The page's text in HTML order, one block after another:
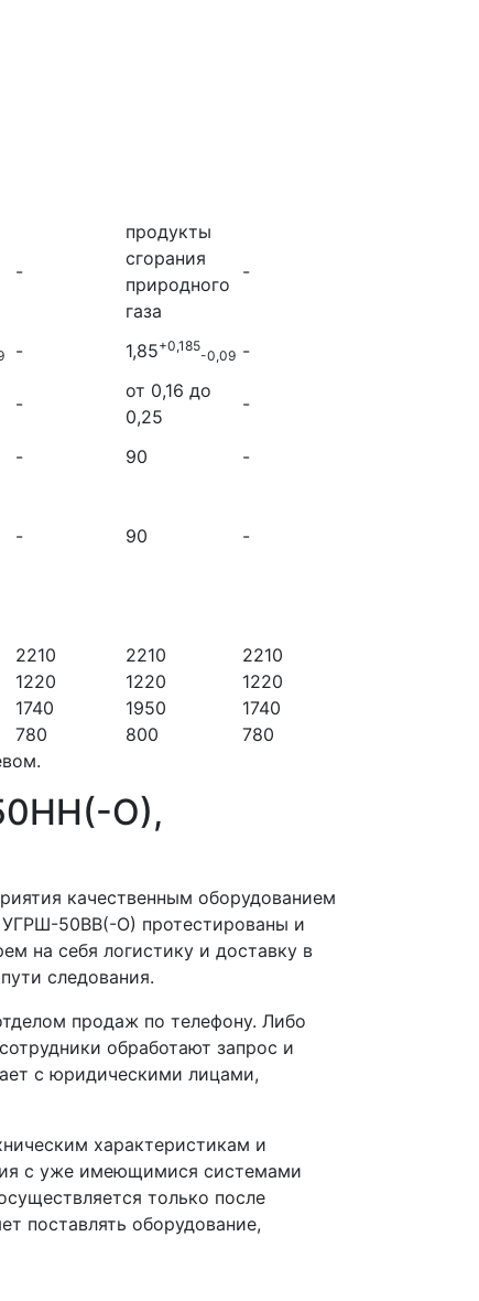
-
продукты
сгорания
природного
газа
-
- 1,85+0,185
-0,09 -
-
от 0,16 до
0,25
-
- 90
-
- 90 -
2210 2210
2210
1220 1220
1220
1740 1950
1740
780 800
780
О),
качественным оборудованием
50ВВ(-О) протестированы и
на себя логистику и доставку в
следования.
продаж по телефону. Либо
обработают запрос и
с юридическими лицами,
характеристикам и
с уже имеющимися системами
только после
поставлять оборудование,